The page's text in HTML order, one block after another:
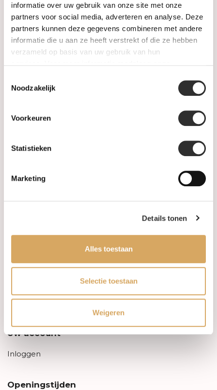
informatie over uw gebruik van onze site met onze
partners voor social media, adverteren en analyse. Deze
partners kunnen deze gegevens combineren met andere
informatie die u aan ze heeft verstrekt of die ze hebben
verzameld op basis van uw gebruik van hun
Noodzakelijk
Voorkeuren
Statistieken
Marketing
Details tonen
Alles toestaan
Selectie toestaan
Weigeren
Trouwringen
PRE-OWNED
Informatie
Leveringsvoorwaarden
Privacy Policy
Uw account
Inloggen
Openingstijden